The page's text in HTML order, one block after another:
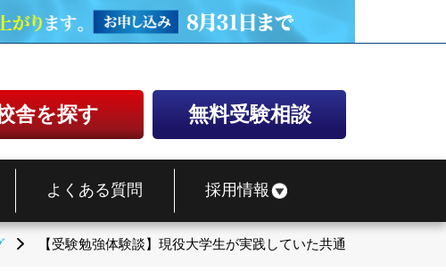
舎を探す 無料受験相談
よくある質問 採用情報
【受験勉強体験談】現役大学生が実践していた共通テスト対策！①